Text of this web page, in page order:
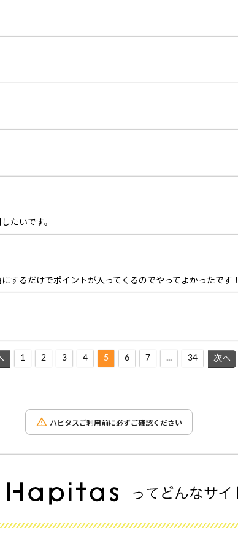
たいです。
するだけでポイントが入ってくるのでやってよかったです！
1 2 3 4 5 6 7 ... 34 次へ
ハピタスご利用前に必ずご確認ください